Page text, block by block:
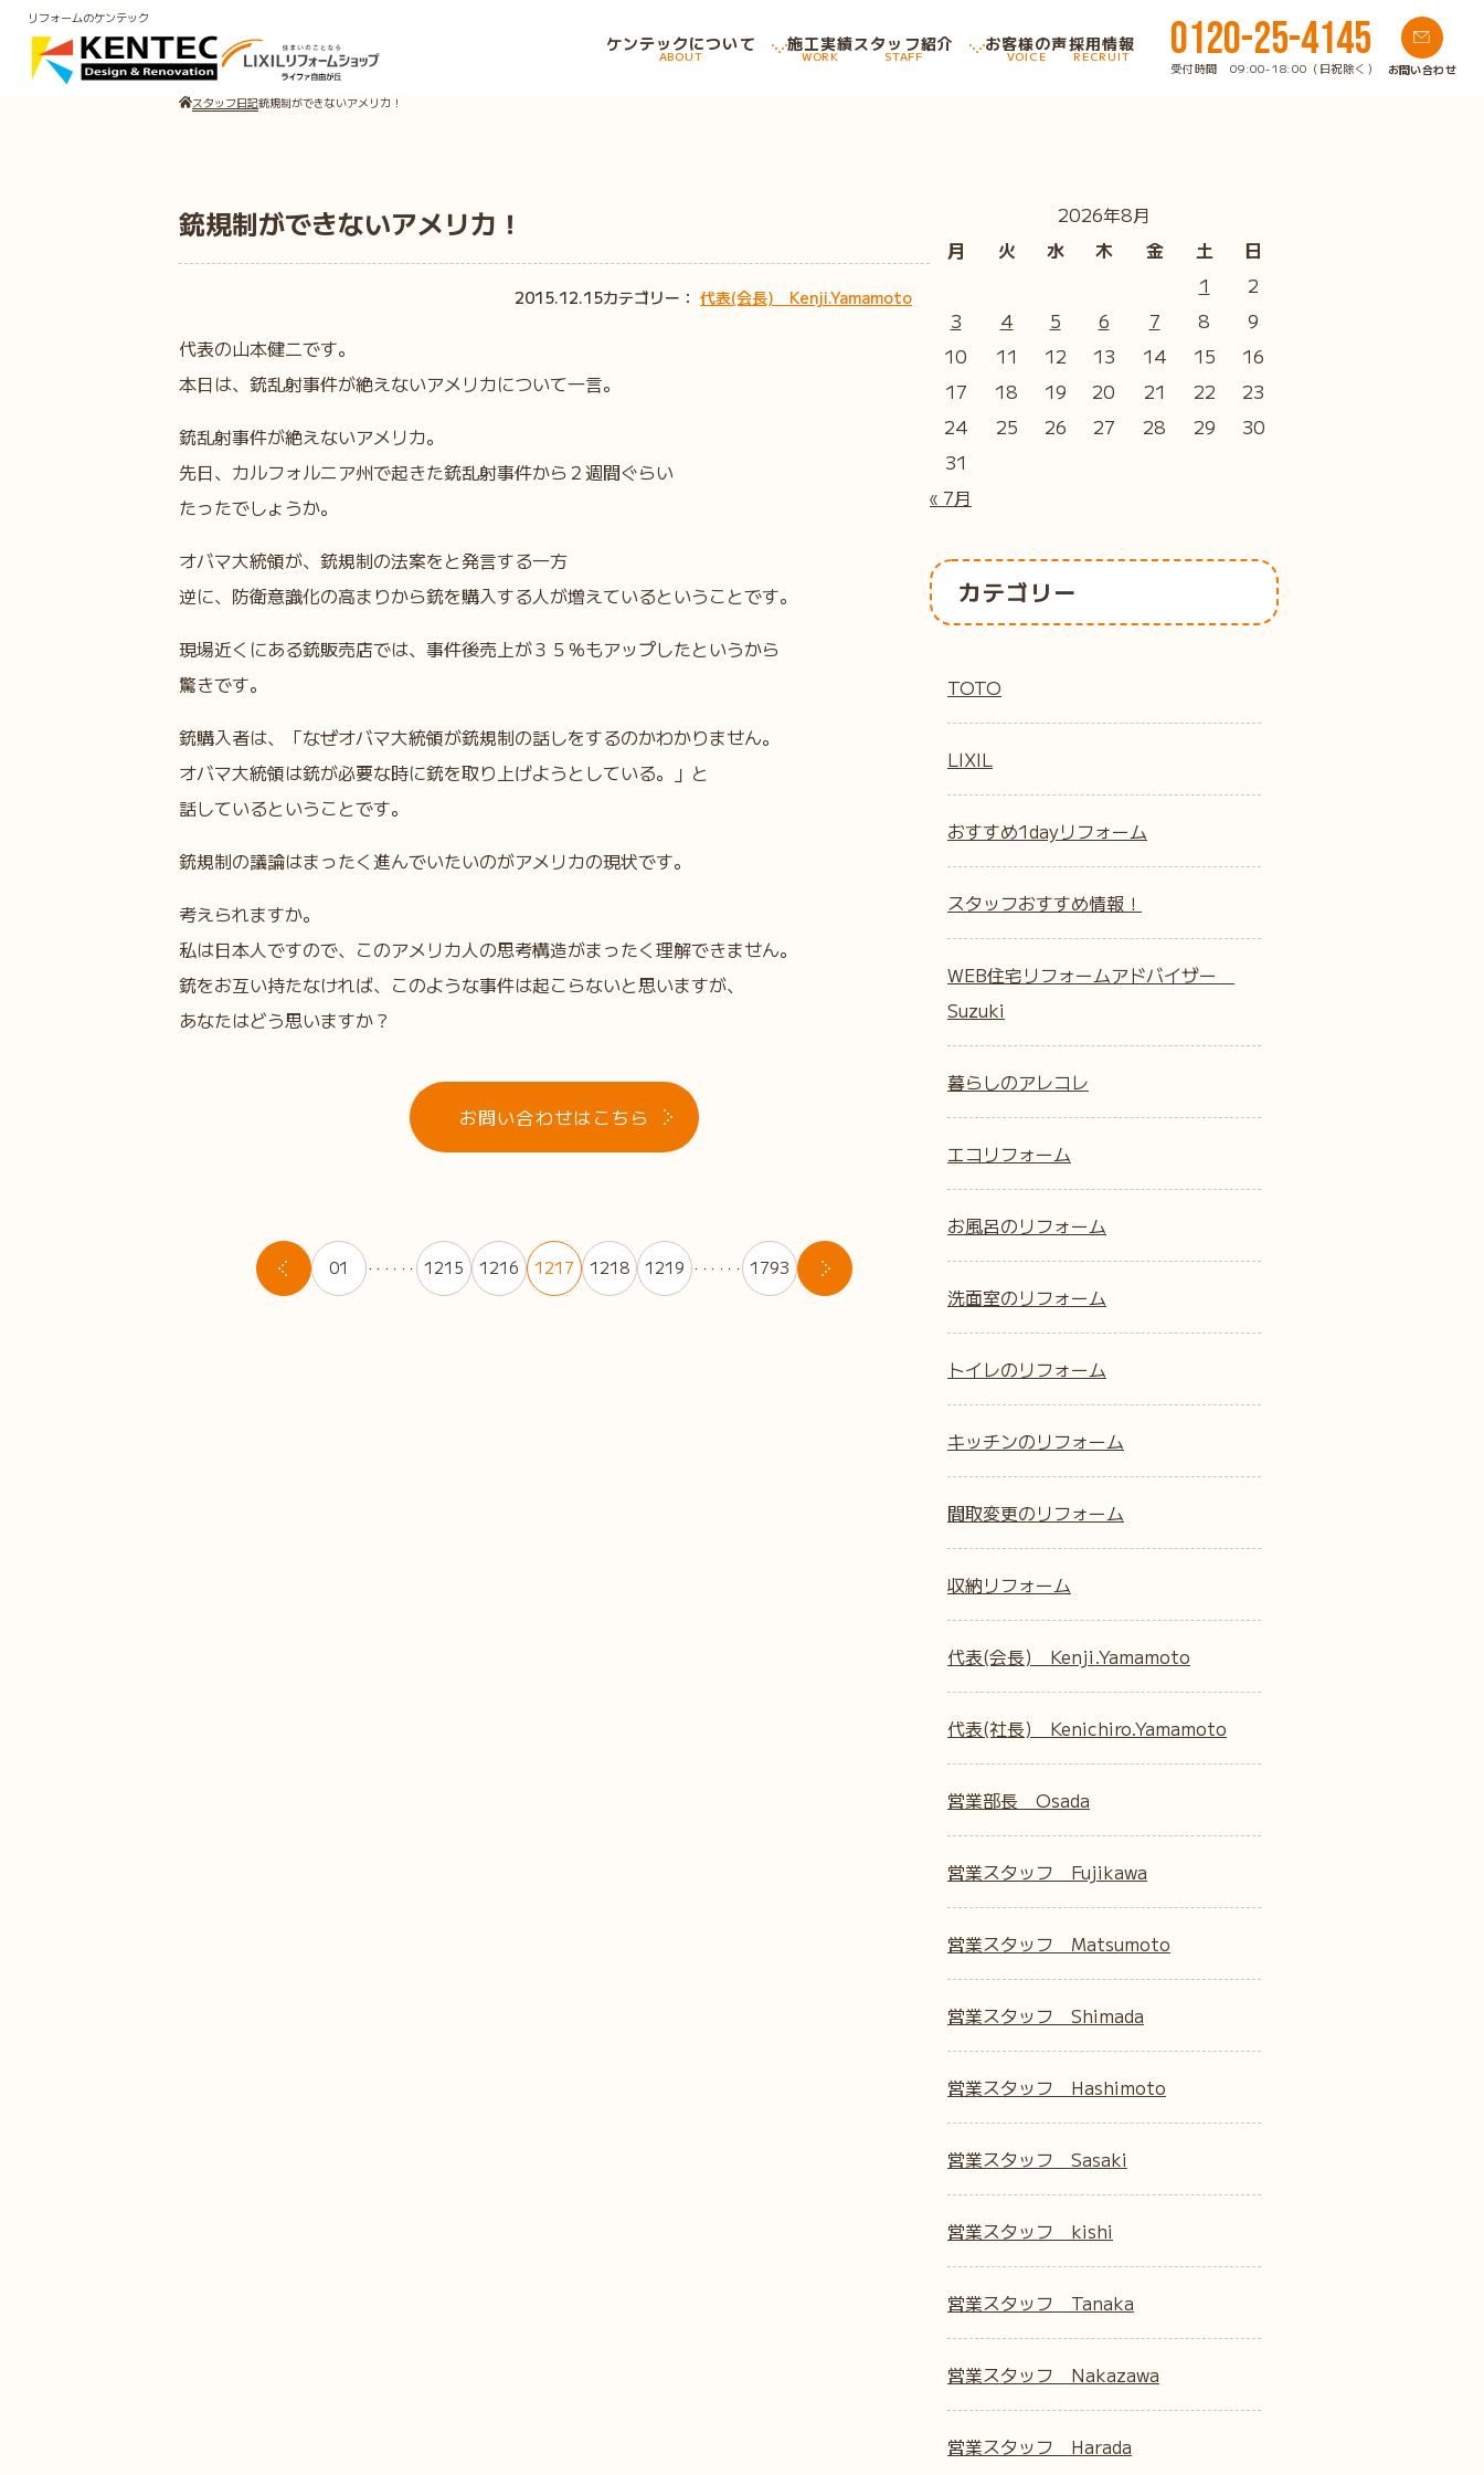
リフォームのケンテック
ケンテックについて
ABOUT
施工実績
WORK
スタッフ紹介
STAFF
お客様の声
VOICE
採用情報
RECRUIT 0120-25-4145
受付時間 09:00-18:00（日祝除く） お問い合わせ
スタッフ日記銃規制ができないアメリカ！
銃規制ができないアメリカ！
2015.12.15カテゴリー： 代表(会長) Kenji.Yamamoto
代表の山本健二です。
本日は、銃乱射事件が絶えないアメリカについて一言。
銃乱射事件が絶えないアメリカ。
先日、カルフォルニア州で起きた銃乱射事件から２週間ぐらい
たったでしょうか。
オバマ大統領が、銃規制の法案をと発言する一方
逆に、防衛意識化の高まりから銃を購入する人が増えているということです。
現場近くにある銃販売店では、事件後売上が３５％もアップしたというから
驚きです。
銃購入者は、「なぜオバマ大統領が銃規制の話しをするのかわかりません。
オバマ大統領は銃が必要な時に銃を取り上げようとしている。」と
話しているということです。
銃規制の議論はまったく進んでいたいのがアメリカの現状です。
考えられますか。
私は日本人ですので、このアメリカ人の思考構造がまったく理解できません。
銃をお互い持たなければ、このような事件は起こらないと思いますが、
あなたはどう思いますか？
お問い合わせはこちら
01 ・・・・・・ 1215 1216 1217 1218 1219 ・・・・・・ 1793
2026年8月
月
火 水 木 金 土 日
« 7月
1
2
3
4 5 6 7 8
9
10
11 12 13 14 15
16
17
18 19 20 21 22
23
24
25 26 27 28 29
30
31
カテゴリー
TOTO
LIXIL
おすすめ1dayリフォーム
スタッフおすすめ情報！
WEB住宅リフォームアドバイザー
Suzuki
暮らしのアレコレ
エコリフォーム
お風呂のリフォーム
洗面室のリフォーム
トイレのリフォーム
キッチンのリフォーム
間取変更のリフォーム
収納リフォーム
代表(会長) Kenji.Yamamoto
代表(社長) Kenichiro.Yamamoto
営業部長 Osada
営業スタッフ Fujikawa
営業スタッフ Matsumoto
営業スタッフ Shimada
営業スタッフ Hashimoto
営業スタッフ Sasaki
営業スタッフ kishi
営業スタッフ Tanaka
営業スタッフ Nakazawa
営業スタッフ Harada